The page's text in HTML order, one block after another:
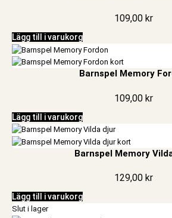
109,00 kr
Lägg till i varukorg
Barnspel Memory
109,00 kr
Lägg till i varukorg
Barnspel Memory
129,00 kr
Lägg till i varukorg
Slut i lager